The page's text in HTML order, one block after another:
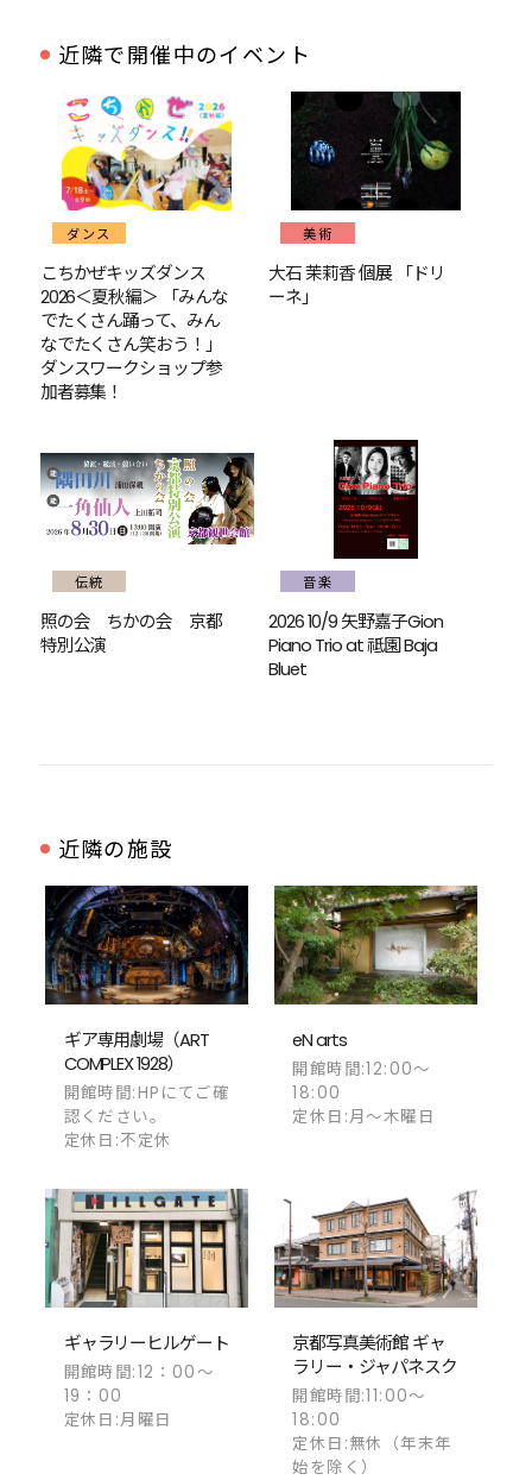
近隣で開催中のイベント
ダンス
こちかぜキッズダンス
2026＜夏秋編＞ 「みんな
でたくさん踊って、みん
なでたくさん笑おう！」
ダンスワークショップ参
加者募集！
美術
大石 茉莉香 個展 「ドリ
ーネ」
伝統
照の会 ちかの会 京都
特別公演
音楽
2026 10/9 矢野嘉子Gion
Piano Trio at 祗園 Baja
Bluet
近隣の施設
ギア専用劇場（ART
COMPLEX 1928）
開館時間:HPにてご確
認ください。
定休日:不定休
eN arts
開館時間:12:00～
18:00
定休日:月～木曜日
ギャラリーヒルゲート
開館時間:12：00～
19：00
定休日:月曜日
京都写真美術館 ギャ
ラリー・ジャパネスク
開館時間:11:00〜
18:00
定休日:無休（年末年
始を除く）